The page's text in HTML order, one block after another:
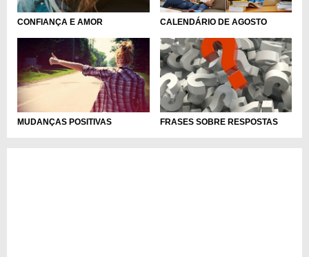
CONFIANÇA E AMOR CALENDÁRIO DE AGOSTO
MUDANÇAS POSITIVAS FRASES SOBRE RESPOSTAS